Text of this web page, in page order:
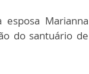
esposa Marianna
do santuário de